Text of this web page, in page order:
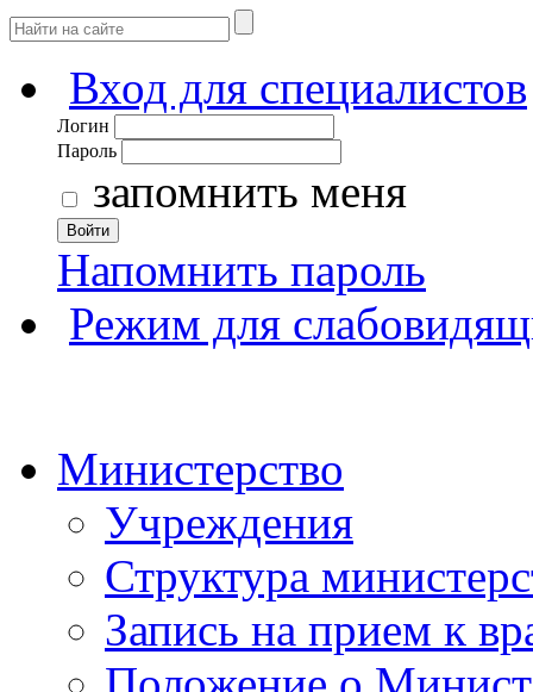
Вход для специалистов
Логин
Пароль
запомнить меня
Войти
Напомнить пароль
Режим для
Министерство
Учреждения
Структура
Запись на прием к